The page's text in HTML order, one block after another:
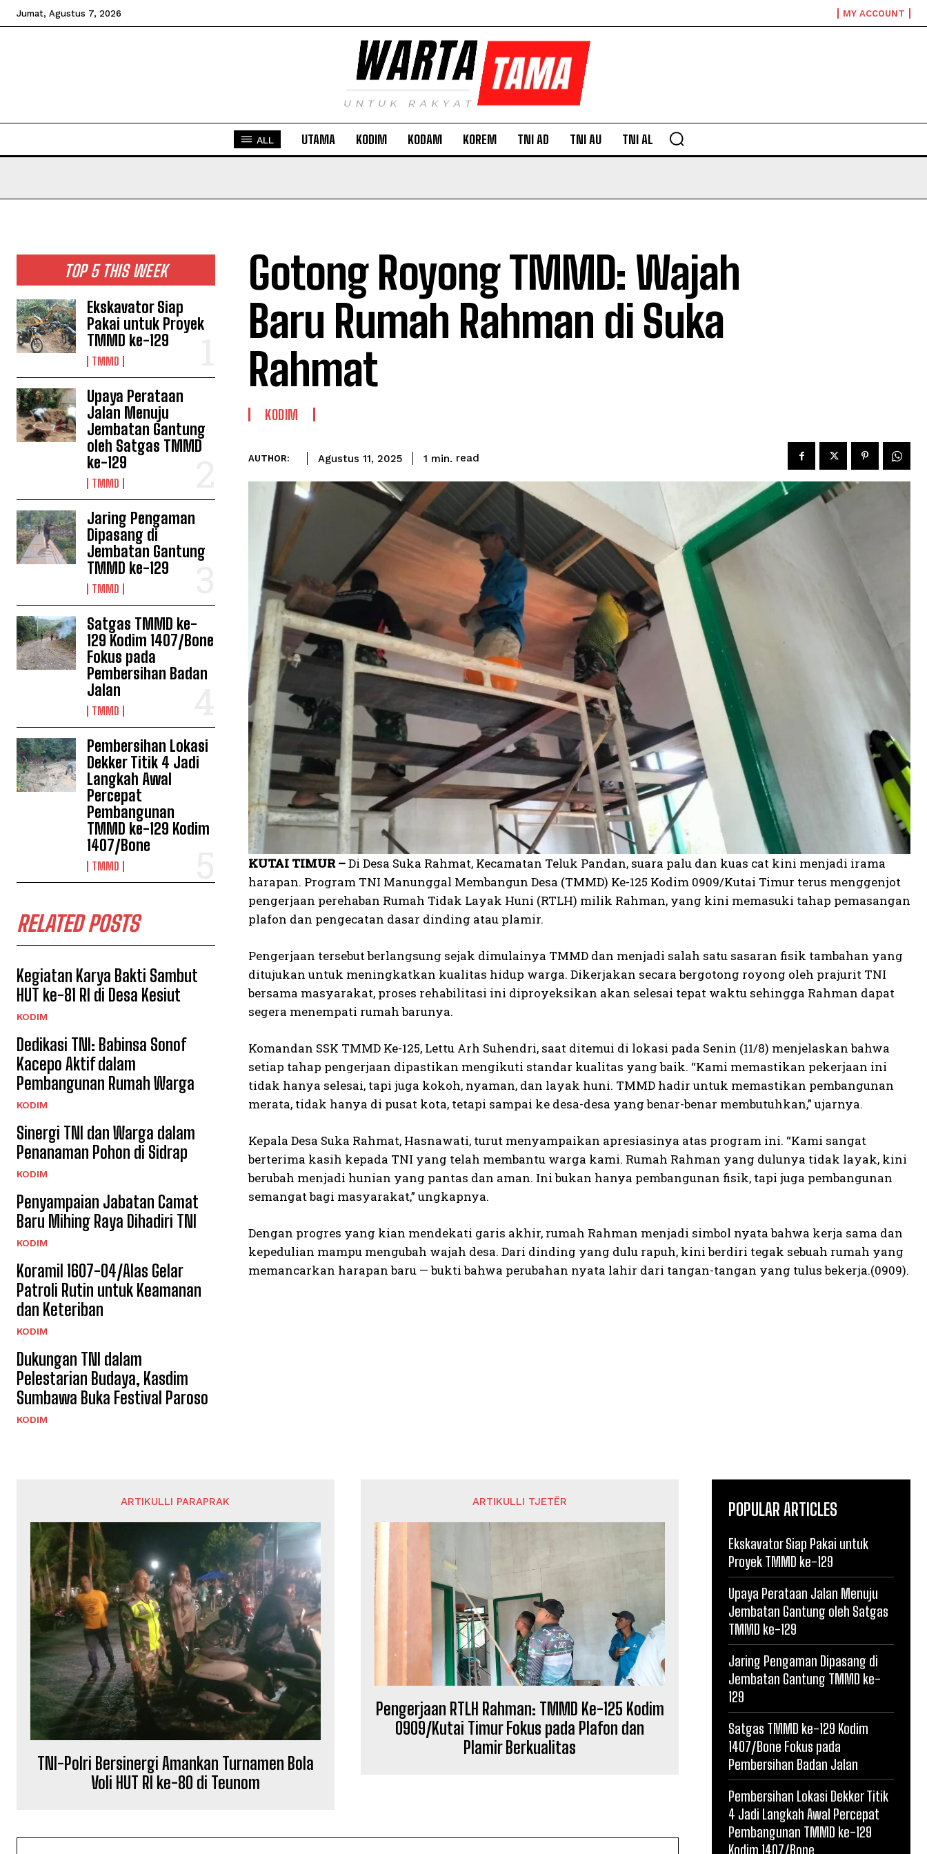
Jumat, Agustus 7, 2026 MY ACCOUNT
ALL UTAMA KODIM KODAM KOREM TNI AD TNI AU TNI AL
TOP 5 THIS WEEK
Ekskavator Siap
Pakai untuk Proyek
TMMD ke-129
TMMD
Upaya Perataan
Jalan Menuju
Jembatan Gantung
oleh Satgas TMMD
ke-129
TMMD
Jaring Pengaman
Dipasang di
Jembatan Gantung
TMMD ke-129
TMMD
Satgas TMMD ke-
129 Kodim 1407/Bone
Fokus pada
Pembersihan Badan
Jalan
TMMD
Pembersihan Lokasi
Dekker Titik 4 Jadi
Langkah Awal
Percepat
Pembangunan
TMMD ke-129 Kodim
1407/Bone
TMMD
RELATED POSTS
Kegiatan Karya Bakti Sambut
HUT ke-81 RI di Desa Kesiut
KODIM
Dedikasi TNI: Babinsa Sonof
Kacepo Aktif dalam
Pembangunan Rumah Warga
KODIM
Sinergi TNI dan Warga dalam
Penanaman Pohon di Sidrap
KODIM
Penyampaian Jabatan Camat
Baru Mihing Raya Dihadiri TNI
KODIM
Koramil 1607-04/Alas Gelar
Patroli Rutin untuk Keamanan
dan Keteriban
KODIM
Dukungan TNI dalam
Pelestarian Budaya, Kasdim
Sumbawa Buka Festival Paroso
KODIM
Gotong Royong TMMD: Wajah
Baru Rumah Rahman di Suka
Rahmat
KODIM
AUTHOR: Agustus 11, 2025 1 min. read
KUTAI TIMUR –Di Desa Suka Rahmat, Kecamatan Teluk Pandan, suara palu dan kuas cat kini menjadi irama
harapan. Program TNI Manunggal Membangun Desa (TMMD) Ke-125 Kodim 0909/Kutai Timur terus menggenjot
pengerjaan perehaban Rumah Tidak Layak Huni (RTLH) milik Rahman, yang kini memasuki tahap pemasangan
plafon dan pengecatan dasar dinding atau plamir.
Pengerjaan tersebut berlangsung sejak dimulainya TMMD dan menjadi salah satu sasaran fisik tambahan yang
ditujukan untuk meningkatkan kualitas hidup warga. Dikerjakan secara bergotong royong oleh prajurit TNI
bersama masyarakat, proses rehabilitasi ini diproyeksikan akan selesai tepat waktu sehingga Rahman dapat
segera menempati rumah barunya.
Komandan SSK TMMD Ke-125, Lettu Arh Suhendri, saat ditemui di lokasi pada Senin (11/8) menjelaskan bahwa
setiap tahap pengerjaan dipastikan mengikuti standar kualitas yang baik. “Kami memastikan pekerjaan ini
tidak hanya selesai, tapi juga kokoh, nyaman, dan layak huni. TMMD hadir untuk memastikan pembangunan
merata, tidak hanya di pusat kota, tetapi sampai ke desa-desa yang benar-benar membutuhkan,” ujarnya.
Kepala Desa Suka Rahmat, Hasnawati, turut menyampaikan apresiasinya atas program ini. “Kami sangat
berterima kasih kepada TNI yang telah membantu warga kami. Rumah Rahman yang dulunya tidak layak, kini
berubah menjadi hunian yang pantas dan aman. Ini bukan hanya pembangunan fisik, tapi juga pembangunan
semangat bagi masyarakat,” ungkapnya.
Dengan progres yang kian mendekati garis akhir, rumah Rahman menjadi simbol nyata bahwa kerja sama dan
kepedulian mampu mengubah wajah desa. Dari dinding yang dulu rapuh, kini berdiri tegak sebuah rumah yang
memancarkan harapan baru — bukti bahwa perubahan nyata lahir dari tangan-tangan yang tulus bekerja.(0909).
ARTIKULLI PARAPRAK
TNI-Polri Bersinergi Amankan Turnamen Bola
Voli HUT RI ke-80 di Teunom
ARTIKULLI TJETËR
Pengerjaan RTLH Rahman: TMMD Ke-125 Kodim
0909/Kutai Timur Fokus pada Plafon dan
Plamir Berkualitas
POPULAR ARTICLES
Ekskavator Siap Pakai untuk
Proyek TMMD ke-129
Upaya Perataan Jalan Menuju
Jembatan Gantung oleh Satgas
TMMD ke-129
Jaring Pengaman Dipasang di
Jembatan Gantung TMMD ke-
129
Satgas TMMD ke-129 Kodim
1407/Bone Fokus pada
Pembersihan Badan Jalan
Pembersihan Lokasi Dekker Titik
4 Jadi Langkah Awal Percepat
Pembangunan TMMD ke-129
Kodim 1407/Bone